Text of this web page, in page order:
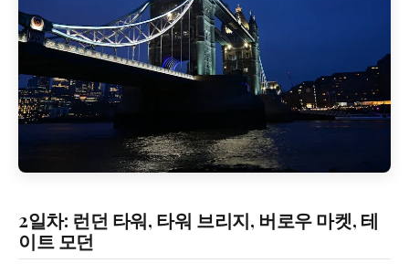
2일차: 런던 타워, 타워 브리지, 버로우 마켓, 테
이트 모던